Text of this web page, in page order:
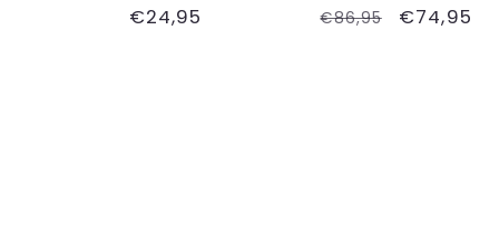
Normale
€24,95
Normale
€86,95 €74,95